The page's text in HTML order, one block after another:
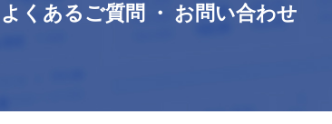
よくあるご質問 ・ お問い合わせ